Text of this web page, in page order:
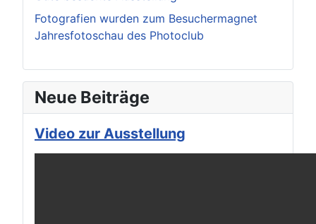
Fotografien wurden zum Besuchermagnet
Jahresfotoschau des Photoclub
Neue Beiträge
Video zur Ausstellung